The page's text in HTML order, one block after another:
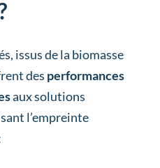
issus de la biomasse
des performances
aux solutions
l’empreinte